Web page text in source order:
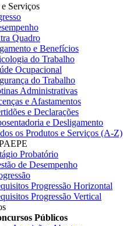
Serviços
Quadro
e Benefícios
do Trabalho
Ocupacional
do Trabalho
Administrativas
e Afastamentos
e Declarações
e Desligamento
os Produtos e Serviços (A-Z)
Probatório
de Desempenho
Progressão Horizontal
Progressão Vertical
Públicos